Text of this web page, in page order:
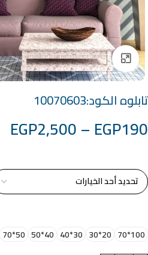
Click to enlarge
تابلوه الكود:10070603
EGP190
–
EGP2,500
100*70
20*30
30*40
40*50
50*70